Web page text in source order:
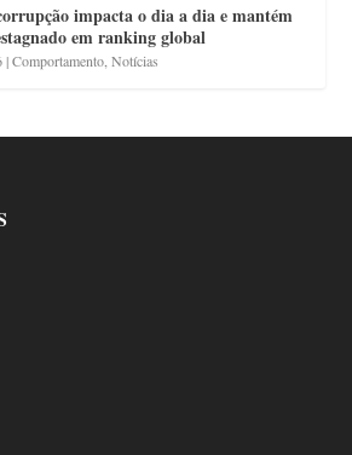
impacta o dia a dia e mantém
em ranking global
|Comportamento ,Notícias